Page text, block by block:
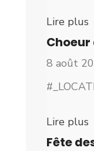
Lire plus
Choeur
8 août
Lire plus
Fête